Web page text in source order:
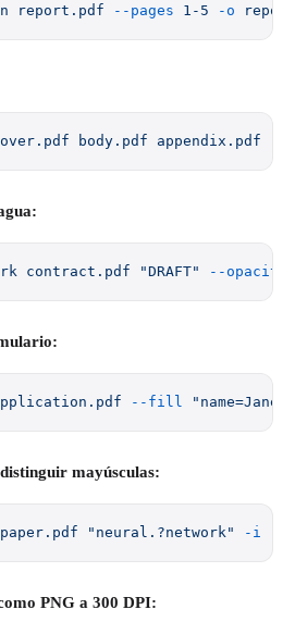
report.pdf --pages 1-5 -o
body.pdf appendix.pdf
contract.pdf "DRAFT" --opacity
--fill "name=Jane
mayúsculas:
paper.pdf "neural.?network" -i
PNG a 300 DPI: